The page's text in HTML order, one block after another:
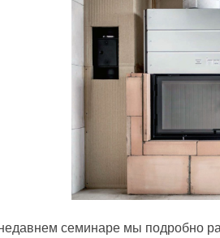
семинаре мы подробно